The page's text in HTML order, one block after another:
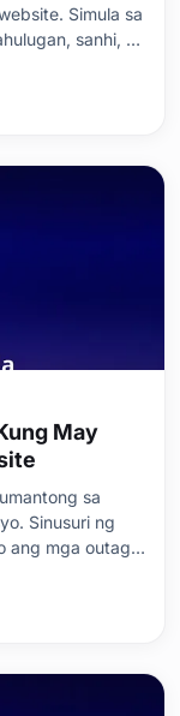
Simula sa
sanhi, at
din ng
May
sa
Sinusuri ng
ang mga outage
ng mga